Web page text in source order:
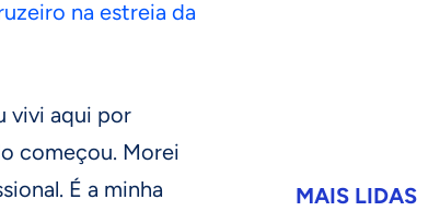
na estreia da
vivi aqui por
começou. Morei
É a minha
MAIS LIDAS